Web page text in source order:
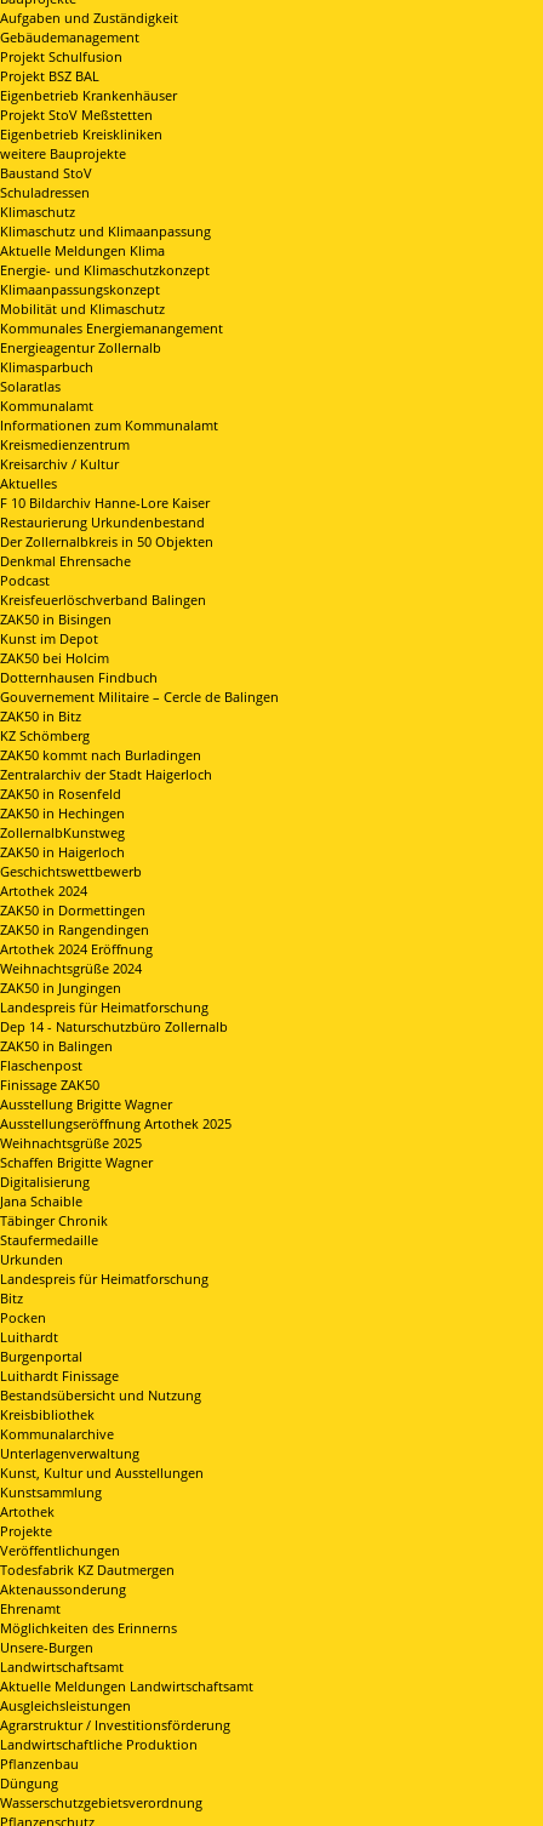
Aufgaben und Zuständigkeit
Gebäudemanagement
Projekt Schulfusion
Projekt BSZ BAL
Eigenbetrieb Krankenhäuser
Projekt StoV Meßstetten
Eigenbetrieb Kreiskliniken
weitere Bauprojekte
Baustand StoV
Schuladressen
Klimaschutz
Klimaschutz und Klimaanpassung
Aktuelle Meldungen Klima
Energie- und Klimaschutzkonzept
Klimaanpassungskonzept
Mobilität und Klimaschutz
Kommunales Energiemanangement
Energieagentur Zollernalb
Klimasparbuch
Solaratlas
Kommunalamt
Informationen zum Kommunalamt
Kreismedienzentrum
Kreisarchiv / Kultur
Aktuelles
F 10 Bildarchiv Hanne-Lore Kaiser
Restaurierung Urkundenbestand
Der Zollernalbkreis in 50 Objekten
Denkmal Ehrensache
Podcast
Kreisfeuerlöschverband Balingen
ZAK50 in Bisingen
Kunst im Depot
ZAK50 bei Holcim
Dotternhausen Findbuch
Gouvernement Militaire – Cercle de Balingen
ZAK50 in Bitz
KZ Schömberg
ZAK50 kommt nach Burladingen
Zentralarchiv der Stadt Haigerloch
ZAK50 in Rosenfeld
ZAK50 in Hechingen
ZollernalbKunstweg
ZAK50 in Haigerloch
Geschichtswettbewerb
Artothek 2024
ZAK50 in Dormettingen
ZAK50 in Rangendingen
Artothek 2024 Eröffnung
Weihnachtsgrüße 2024
ZAK50 in Jungingen
Landespreis für Heimatforschung
Dep 14 - Naturschutzbüro Zollernalb
ZAK50 in Balingen
Flaschenpost
Finissage ZAK50
Ausstellung Brigitte Wagner
Ausstellungseröffnung Artothek 2025
Weihnachtsgrüße 2025
Schaffen Brigitte Wagner
Digitalisierung
Jana Schaible
Täbinger Chronik
Staufermedaille
Urkunden
Landespreis für Heimatforschung
Bitz
Pocken
Luithardt
Burgenportal
Luithardt Finissage
Bestandsübersicht und Nutzung
Kreisbibliothek
Kommunalarchive
Unterlagenverwaltung
Kunst, Kultur und Ausstellungen
Kunstsammlung
Artothek
Projekte
Veröffentlichungen
Todesfabrik KZ Dautmergen
Aktenaussonderung
Ehrenamt
Möglichkeiten des Erinnerns
Unsere-Burgen
Landwirtschaftsamt
Aktuelle Meldungen Landwirtschaftsamt
Ausgleichsleistungen
Agrarstruktur / Investitionsförderung
Landwirtschaftliche Produktion
Pflanzenbau
Düngung
Wasserschutzgebietsverordnung
Pflanzenschutz